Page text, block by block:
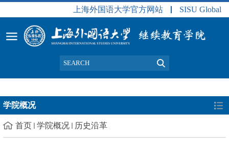
上海外国语大学官方网站 SISU Global
学院概况
首页 学院概况 历史沿革